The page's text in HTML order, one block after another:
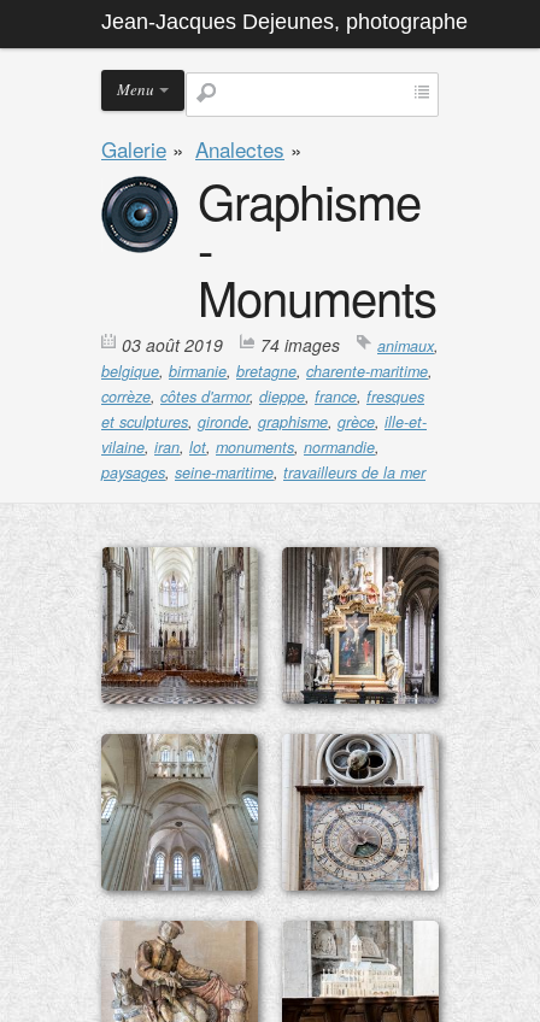
Jean-Jacques Dejeunes, photographe
Menu
Galerie » Analectes »
Graphisme
-
Monuments
03 août 2019 74 images animaux,
belgique, birmanie, bretagne, charente-maritime,
corrèze, côtes d'armor, dieppe, france, fresques
et sculptures, gironde, graphisme, grèce, ille-et-
vilaine, iran, lot, monuments, normandie,
paysages, seine-maritime, travailleurs de la mer